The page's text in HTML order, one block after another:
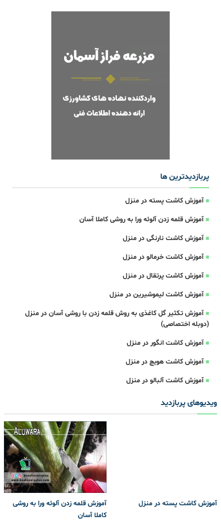
پربازدیدترین ها
آموزش کاشت پسته در منزل
آموزش قلمه زدن آلوئه ورا به روشی کاملا آسان
آموزش کاشت نارنگی در منزل
آموزش کاشت خرمالو در منزل
آموزش کاشت پرتقال در منزل
آموزش کاشت لیموشیرین در منزل
آموزش تکثیر گل کاغذی به روش قلمه زدن با روشی آسان در منزل
(دوبله اختصاصی)
آموزش کاشت انگور در منزل
آموزش کاشت هویچ در منزل
آموزش کاشت آلبالو در منزل
ویدیوهای پربازدید
آموزش کاشت پسته در منزل
آموزش قلمه زدن آلوئه ورا به روشی
کاملا آسان